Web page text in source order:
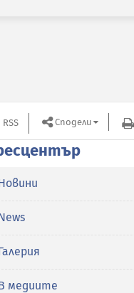
RSS Сподели
медиите